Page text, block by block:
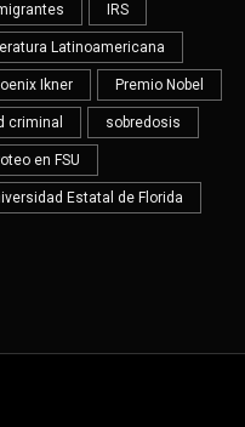
IRS
Latinoamericana
Ikner Premio Nobel
criminal sobredosis
en FSU
Estatal de Florida